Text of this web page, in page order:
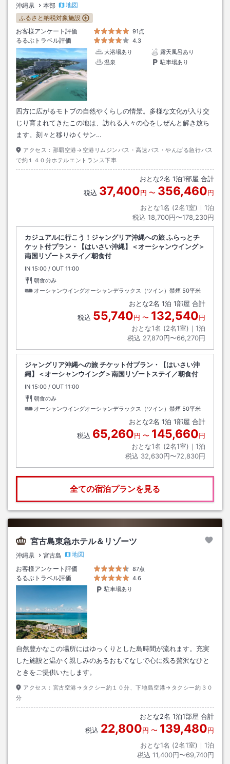
沖縄県 本部
地図
ふるさと納税対象施設
お客様アンケート評価
91点
るるぶトラベル評価
4.3
大浴場あり
露天風呂あり
温泉
駐車場あり
四方に広がるモトブの自然やくらしの情景。多様な文化が入り交
じり育まれてきたこの地は、訪れる人々の心をしぜんと解き放ち
ます。刻々と移りゆくサン…
アクセス： 那覇空港→空港リムジンバス・高速バス・やんばる急行バス
で約１４０分ホテルエントランス下車
おとな2名 1泊1部屋 合計
税込 37,400円 〜 356,460円
おとな1名 (2名1室)｜ 1泊
税込 18,700円〜178,230円
カジュアルに行こう！ジャングリア沖縄への旅 ふらっとチ
ケット付プラン・【はいさい沖縄】＜オーシャンウイング＞
南国リゾートステイ／朝食付
IN チェックイン
15:00 / OUT チェックアウト
11:00
朝食のみ
オーシャンウイングオーシャンデラックス（ツイン）禁煙 50平米
おとな2名 1泊 1部屋 合計
税込 55,740円 〜 132,540円
おとな1名 (2名1室)｜ 1泊
税込 27,870円〜66,270円
ジャングリア沖縄への旅 チケット付プラン・【はいさい沖
縄】＜オーシャンウイング＞南国リゾートステイ／朝食付
IN チェックイン
15:00 / OUT チェックアウト
11:00
朝食のみ
オーシャンウイングオーシャンデラックス（ツイン）禁煙 50平米
おとな2名 1泊 1部屋 合計
税込 65,260円 〜 145,660円
おとな1名 (2名1室)｜ 1泊
税込 32,630円〜72,830円
全ての宿泊プランを見る
宮古島東急ホテル＆リゾーツ
沖縄県 宮古島
地図
お客様アンケート評価
87点
るるぶトラベル評価
4.6
駐車場あり
自然豊かなこの場所にはゆっくりとした島時間が流れます。充実
した施設と温かく親しみのあるおもてなしで心に残る贅沢なひと
ときをご提供いたします。
アクセス： 宮古空港→タクシー約１０分、下地島空港→タクシー約３０
分
おとな2名 1泊1部屋 合計
税込 22,800円 〜 139,480円
おとな1名 (2名1室)｜ 1泊
税込 11,400円〜69,740円